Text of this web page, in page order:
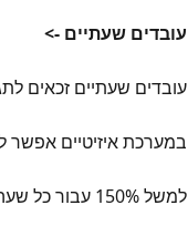
עובדים שעתיים ->
עובדים שעתיים זכאים
במערכת איזיטיים אפשר
למשל 150% עבור כל שעה או כל הגדרה אחרת שתרצו.